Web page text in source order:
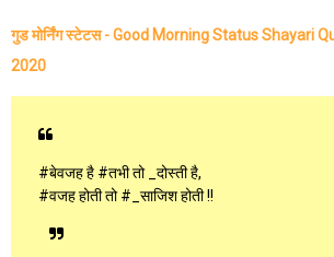
गुड मोर्निंग स्टेटस - Good Morning Status Shayari
2020
#बेवजह है #तभी तो _दोस्ती है,
#वजह होती तो #_साजिश होती !!